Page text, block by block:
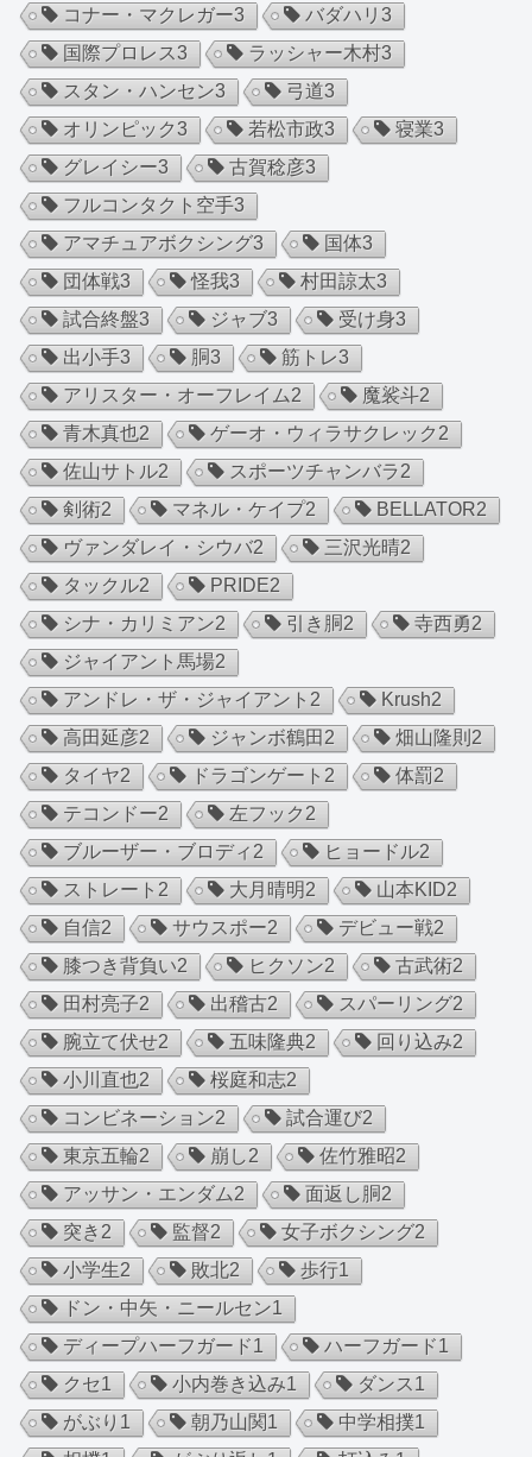
コナー・マクレガー3 バダハリ 3
国際プロレス3 ラッシャー木村3
スタン・ハンセン3 弓道3
オリンピック3 若松市政3 寝業3
グレイシー3 古賀稔彦3
フルコンタクト空手3
アマチュアボクシング3 国体3
団体戦3 怪我3 村田諒太3
試合終盤3 ジャブ3 受け身3
出小手3 胴3 筋トレ3
アリスター・オーフレイム2 魔裟斗2
青木真也2 ゲーオ・ウィラサクレック2
佐山サトル2 スポーツチャンバラ2
剣術2 マネル・ケイプ2 BELLATOR2
ヴァンダレイ・シウバ2 三沢光晴2
タックル2 PRIDE2
シナ・カリミアン2 引き胴 2 寺西勇2
ジャイアント馬場2
アンドレ・ザ・ジャイアント 2 Krush2
高田延彦2 ジャンボ鶴田 2 畑山隆則 2
タイヤ2 ドラゴンゲート 2 体罰2
テコンドー2 左フック2
ブルーザー・ブロディ 2 ヒョードル2
ストレート 2 大月晴明2 山本KID2
自信2 サウスポー2 デビュー戦2
膝つき背負い2 ヒクソン2 古武術2
田村亮子2 出稽古2 スパーリング2
腕立て伏せ2 五味隆典2 回り込み2
小川直也2 桜庭和志2
コンビネーション2 試合運び2
東京五輪2 崩し2 佐竹雅昭2
アッサン・エンダム2 面返し胴 2
突き 2 監督2 女子ボクシング2
小学生2 敗北2 歩行1
ドン・中矢・ニールセン1
ディープハーフガード1 ハーフガード1
クセ1 小内巻き込み1 ダンス1
がぶり 1 朝乃山関1 中学相撲1